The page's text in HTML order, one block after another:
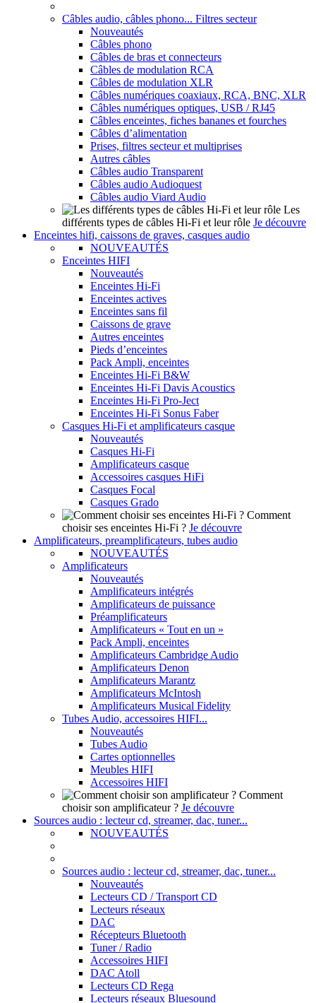
Câbles audio, câbles phono... Filtres secteur
Nouveautés
Câbles phono
Câbles de bras et connecteurs
Câbles de modulation RCA
Câbles de modulation XLR
Câbles numériques coaxiaux, RCA, BNC, XLR
Câbles numériques optiques, USB / RJ45
Câbles enceintes, fiches bananes et fourches
Câbles d’alimentation
Prises, filtres secteur et multiprises
Autres câbles
Câbles audio Transparent
Câbles audio Audioquest
Câbles audio Viard Audio
Les
différents types de câbles Hi-Fi et leur rôle Je découvre
Enceintes hifi, caissons de graves, casques audio
NOUVEAUTÉS
Enceintes HIFI
Nouveautés
Enceintes Hi-Fi
Enceintes actives
Enceintes sans fil
Caissons de grave
Autres enceintes
Pieds d’enceintes
Pack Ampli, enceintes
Enceintes Hi-Fi B&W
Enceintes Hi-Fi Davis Acoustics
Enceintes Hi-Fi Pro-Ject
Enceintes Hi-Fi Sonus Faber
Casques Hi-Fi et amplificateurs casque
Nouveautés
Casques Hi-Fi
Amplificateurs casque
Accessoires casques HiFi
Casques Focal
Casques Grado
Comment
choisir ses enceintes Hi-Fi ? Je découvre
Amplificateurs, preamplificateurs, tubes audio
NOUVEAUTÉS
Amplificateurs
Nouveautés
Amplificateurs intégrés
Amplificateurs de puissance
Préamplificateurs
Amplificateurs « Tout en un »
Pack Ampli, enceintes
Amplificateurs Cambridge Audio
Amplificateurs Denon
Amplificateurs Marantz
Amplificateurs McIntosh
Amplificateurs Musical Fidelity
Tubes Audio, accessoires HIFI...
Nouveautés
Tubes Audio
Cartes optionnelles
Meubles HIFI
Accessoires HIFI
Comment
choisir son amplificateur ? Je découvre
Sources audio : lecteur cd, streamer, dac, tuner...
NOUVEAUTÉS
Sources audio : lecteur cd, streamer, dac, tuner...
Nouveautés
Lecteurs CD / Transport CD
Lecteurs réseaux
DAC
Récepteurs Bluetooth
Tuner / Radio
Accessoires HIFI
DAC Atoll
Lecteurs CD Rega
Lecteurs réseaux Bluesound